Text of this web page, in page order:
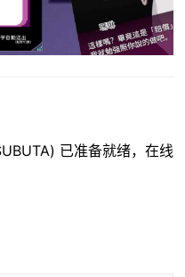
已准备就绪，在线